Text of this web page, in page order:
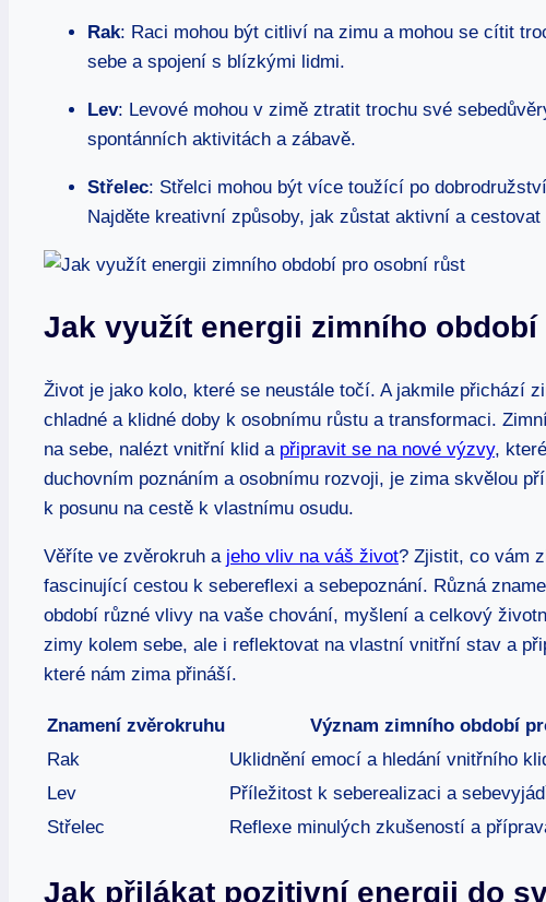
Rak: Raci mohou být citliví na zimu a mohou se cítit
sebe a spojení s blízkými lidmi.
Lev: Levové mohou v zimě ztratit trochu své
spontánních aktivitách a zábavě.
Střelec: Střelci mohou být více toužící po
Najděte kreativní způsoby, jak zůstat aktivní a
Jak využít energii zimního
Život je jako kolo, které se neustále točí. A jakmile přichází
chladné a klidné doby k osobnímu růstu a transformaci.
na sebe, nalézt vnitřní klid a připravit se na nové výzvy,
duchovním poznáním a osobnímu rozvoji, je zima skvělou
k posunu na cestě k vlastnímu osudu.
Věříte ve zvěrokruh a jeho vliv na váš život? Zjistit, co vám
fascinující cestou k sebereflexi a sebepoznání. Různá
období různé vlivy na vaše chování, myšlení a celkový
zimy kolem sebe, ale i reflektovat na vlastní vnitřní stav a
které nám zima přináší.
Znamení zvěrokruhu
Význam zimního období
Rak
Uklidnění emocí a hledání vnitřního
Lev
Příležitost k seberealizaci a
Střelec
Reflexe minulých zkušeností a
Jak přilákat pozitivní energii do